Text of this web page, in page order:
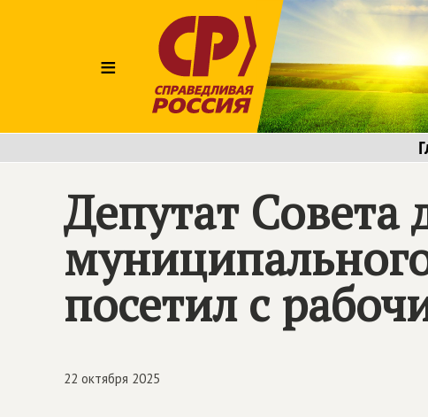
≡
Депутат Совета
посетил с
22 октября 2025